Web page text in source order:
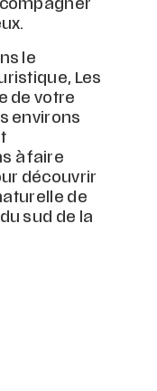
le
Les
de votre
environs
à faire
découvrir
de
sud de la